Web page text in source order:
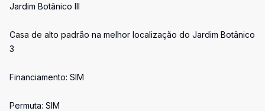
Jardim Botânico III
Casa de alto padrão na melhor localização do Jardim Botânico
3
Financiamento: SIM
Permuta: SIM